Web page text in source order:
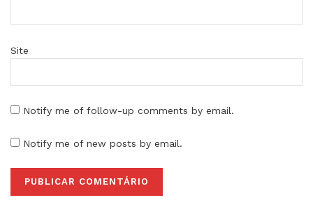
Site
Notify me of follow-up comments by email.
Notify me of new posts by email.